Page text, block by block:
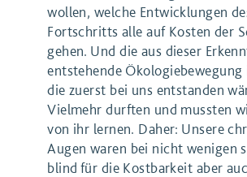
wollen, welche Entwicklungen
Fortschritts alle auf Kosten der
gehen. Und die aus dieser
entstehende Ökologiebewegung
die zuerst bei uns entstanden
Vielmehr durften und mussten
von ihr lernen. Daher: Unsere
Augen waren bei nicht wenigen
blind für die Kostbarkeit aber